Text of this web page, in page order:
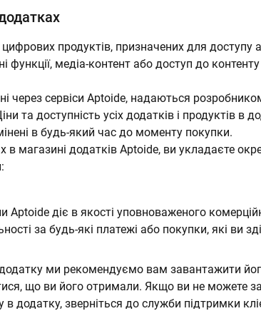
продуктів, призначених для доступу
функції, медіа-контент або доступ до
через сервіси Aptoide, надаються
та доступність усіх додатків і продуктів
в будь-який час до моменту покупки.
магазині додатків Aptoide, ви укладаєте
діє в якості уповноваженого
за будь-які платежі або покупки, які ви
ми рекомендуємо вам завантажити
що ви його отримали. Якщо ви не можете
додатку, зверніться до служби підтримки